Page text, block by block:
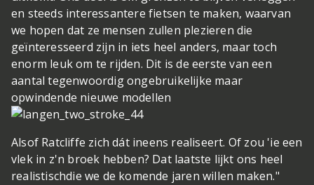
en steeds interessantere fietsen te maken, waarvan
we hopen dat ze mensen zullen plezieren die
geïnteresseerd zijn in iets heel anders, maar toch
enorm leuk om te rijden. Dit is de eerste van een
aantal tegenwoordig ongebruikelijke maar
opwindende nieuwe modellen
Alsof Ratcliffe zich dát ineens realiseert. Of zou 'ie een
vlek in z'n broek hebben? Dat laatste lijkt ons heel
realistischdie we de komende jaren willen maken."